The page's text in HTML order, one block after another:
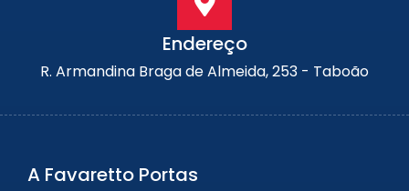
Endereço
R. Armandina Braga de Almeida, 253 - Taboão
A Favaretto Portas